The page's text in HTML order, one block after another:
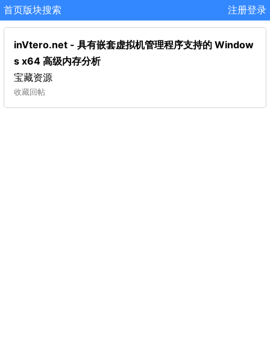
首页版块搜索 注册登录
inVtero.net - 具有嵌套虚拟机管理程序支持的 Window
s x64 高级内存分析
宝藏资源
收藏回帖